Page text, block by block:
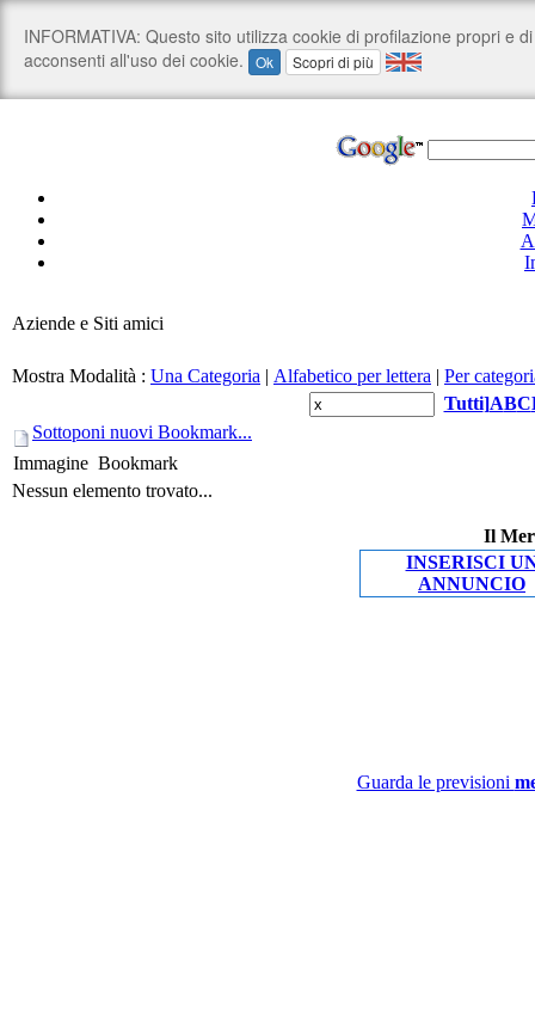
Aziende e Siti amici
Mostra Modalità : Una Categoria | Alfabetico per lettera | Per
Tutti]ABC
Sottoponi nuovi Bookmark...
Immagine Bookmark
Nessun elemento trovato...
Il
INSERISCI
ANNUNCIO
Guarda le previsioni